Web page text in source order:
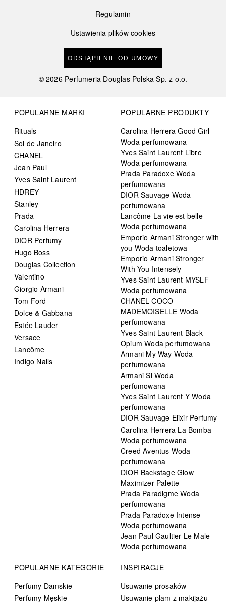
Regulamin
Ustawienia plików cookies
ODSTĄPIENIE OD UMOWY
©2026 Perfumeria Douglas Polska Sp. z o.o.
POPULARNE MARKI
Rituals
Sol de Janeiro
CHANEL
Jean Paul
Yves Saint Laurent
HDREY
Stanley
Prada
Carolina Herrera
DIOR Perfumy
Hugo Boss
Douglas Collection
Valentino
Giorgio Armani
Tom Ford
Dolce & Gabbana
Estée Lauder
Versace
Lancôme
Indigo Nails
POPULARNE PRODUKTY
Carolina Herrera Good Girl
Woda perfumowana
Yves Saint Laurent Libre
Woda perfumowana
Prada Paradoxe Woda
perfumowana
DIOR Sauvage Woda
perfumowana
Lancôme La vie est belle
Woda perfumowana
Emporio Armani Stronger with
you Woda toaletowa
Emporio Armani Stronger
With You Intensely
Yves Saint Laurent MYSLF
Woda perfumowana
CHANEL COCO
MADEMOISELLE Woda
perfumowana
Yves Saint Laurent Black
Opium Woda perfumowana
Armani My Way Woda
perfumowana
Armani Si Woda
perfumowana
Yves Saint Laurent Y Woda
perfumowana
DIOR Sauvage Elixir Perfumy
Carolina Herrera La Bomba
Woda perfumowana
Creed Aventus Woda
perfumowana
DIOR Backstage Glow
Maximizer Palette
Prada Paradigme Woda
perfumowana
Prada Paradoxe Intense
Woda perfumowana
Jean Paul Gaultier Le Male
Woda perfumowana
POPULARNE KATEGORIE
Perfumy Damskie
Perfumy Męskie
INSPIRACJE
Usuwanie prosaków
Usuwanie plam z makijażu